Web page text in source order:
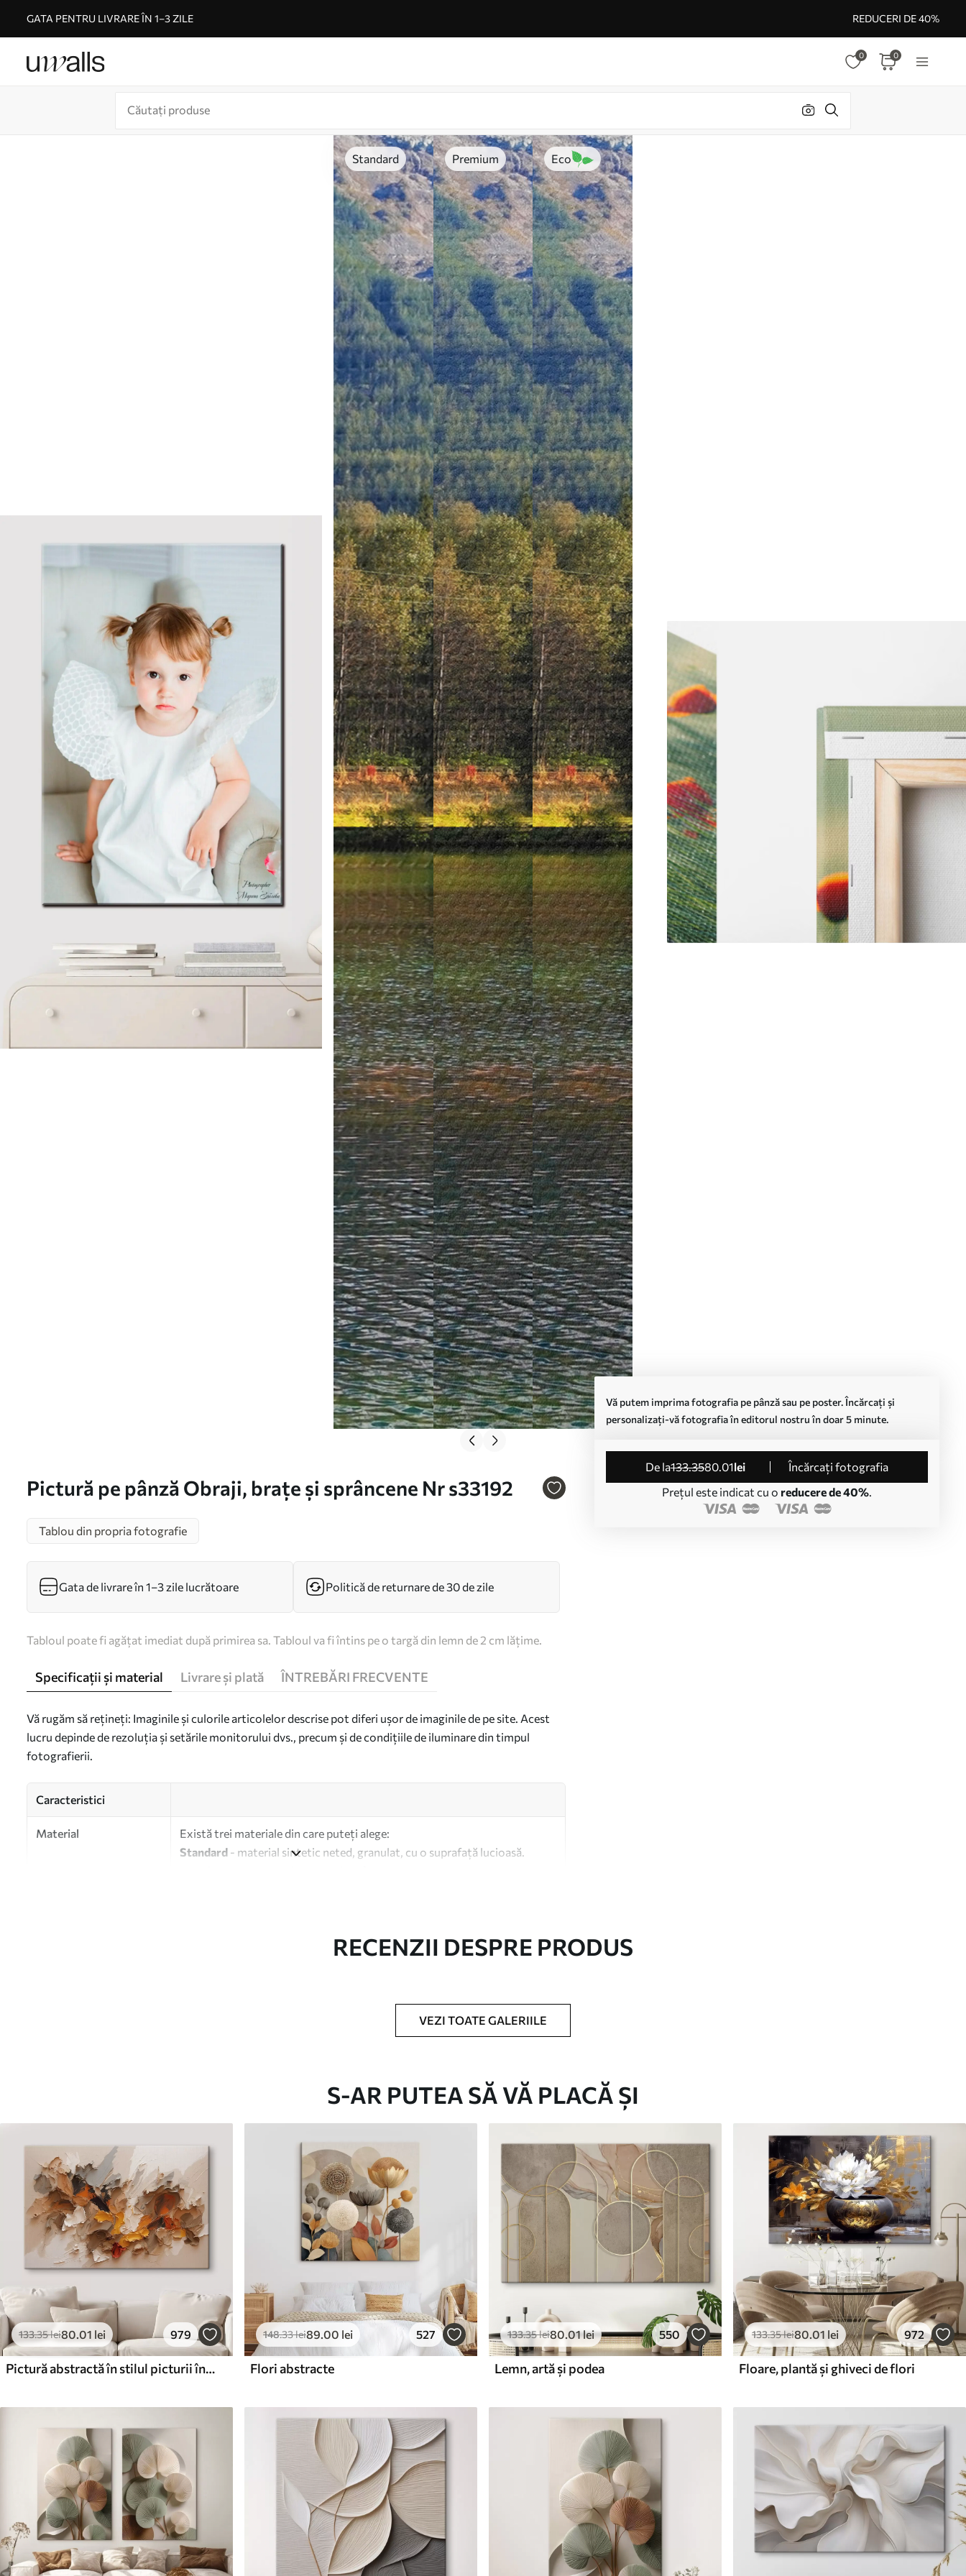
GATA PENTRU LIVRARE ÎN 1–3 ZILE REDUCERI DE 40%
0 0
Standard Premium Eco
Pictură pe pânză Obraji, brațe și sprâncene Nr s33192
Vă putem imprima fotografia pe pânză sau pe poster. Încărcați și
personalizați-vă fotografia în editorul nostru în doar 5 minute.
de la133.3580.01lei
Încărcați fotografia
Prețul este indicat cu o reducere de 40%.
Tablou din propria fotografie
Gata de livrare în 1–3 zile lucrătoare Politică de returnare de 30 de zile
Tabloul poate fi agățat imediat după primirea sa. Tabloul va fi întins pe o targă din lemn de 2 cm lățime.
Specificații și material Livrare și plată ÎNTREBĂRI FRECVENTE
Vă rugăm să rețineți: Imaginile și culorile articolelor descrise pot diferi ușor de imaginile de pe site. Acest
lucru depinde de rezoluția și setările monitorului dvs., precum și de condițiile de iluminare din timpul
fotografierii.
Caracteristici
Material
Există trei materiale din care puteți alege:
Standard - material sintetic neted, granulat, cu o suprafață lucioasă.
✓
Cerneală sigură și inodoră
✗Suprafață tip pânză
✗Material ecologic
✓
✓ Cerneală sigură și inodoră
Suprafață tip pânză
De La124 .99lei
✓
✓
✓Suprafață tip pânză
✓Material ecologic
RECENZII DESPRE PRODUS
VEZI TOATE GALERIILE
S-AR PUTEA SĂ VĂ PLACĂ ȘI
133.35lei80.01 lei 979
Pictură abstractă în stilul picturii în ulei
148.33lei89.00 lei 527
Flori abstracte
133.35lei80.01lei 550
Lemn, artă și podea
133.35lei80.01 lei 972
Floare, plantă și ghiveci de flori